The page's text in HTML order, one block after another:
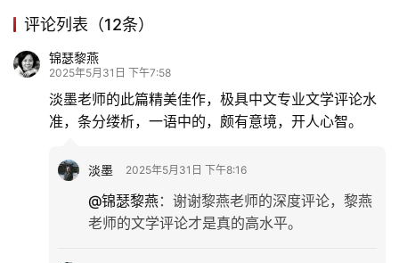
评论列表（12条）
锦瑟黎燕
2025年5月31日 下午7:58
淡墨老师的此篇精美佳作，极具中文专业文学评论水
准，条分缕析，一语中的，颇有意境，开人心智。
淡墨 2025年5月31日 下午8:16
@锦瑟黎燕： 谢谢黎燕老师的深度评论，黎燕
老师的文学评论才是真的高水平。